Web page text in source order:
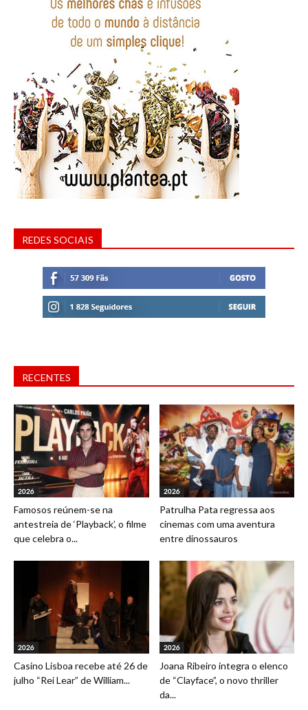
REDES SOCIAIS
RECENTES
2026
Famosos reúnem-se na
antestreia de ‘Playback’, o filme
que celebra o...
2026
Patrulha Pata regressa aos
cinemas com uma aventura
entre dinossauros
2026
Casino Lisboa recebe até 26 de
julho “Rei Lear” de William...
2026
Joana Ribeiro integra o elenco
de “Clayface”, o novo thriller
da...